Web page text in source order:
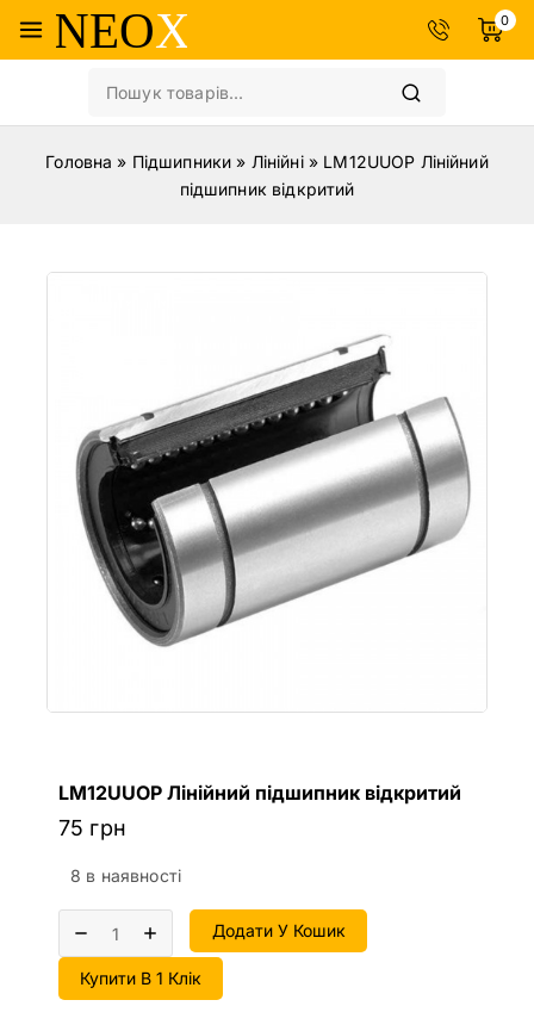
0
Головна » Підшипники » Лінійні» LM12UUOP Лінійний
підшипник відкритий
LM12UUOP Лінійний підшипник відкритий
75 грн
8 в наявності
Додати У Кошик
Купити В 1 Клік